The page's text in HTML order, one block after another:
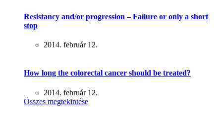
Resistancy and/or progression – Failure or only a short
stop
2014. február 12.
How long the colorectal cancer should be treated?
2014. február 12.
Összes megtekintése